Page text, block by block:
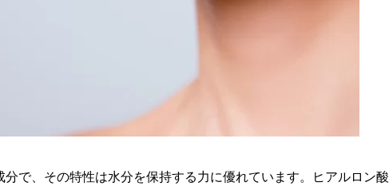
で、その特性は水分を保持する力に優れています。ヒアルロン酸